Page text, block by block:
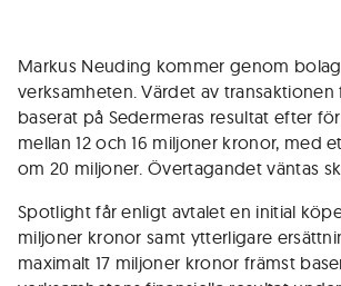
Markus Neuding kommer genom
verksamheten. Värdet av transaktionen
baserat på Sedermeras resultat efter
mellan 12 och 16 miljoner kronor, med
om 20 miljoner. Övertagandet väntas
Spotlight får enligt avtalet en initial
miljoner kronor samt ytterligare
maximalt 17 miljoner kronor främst